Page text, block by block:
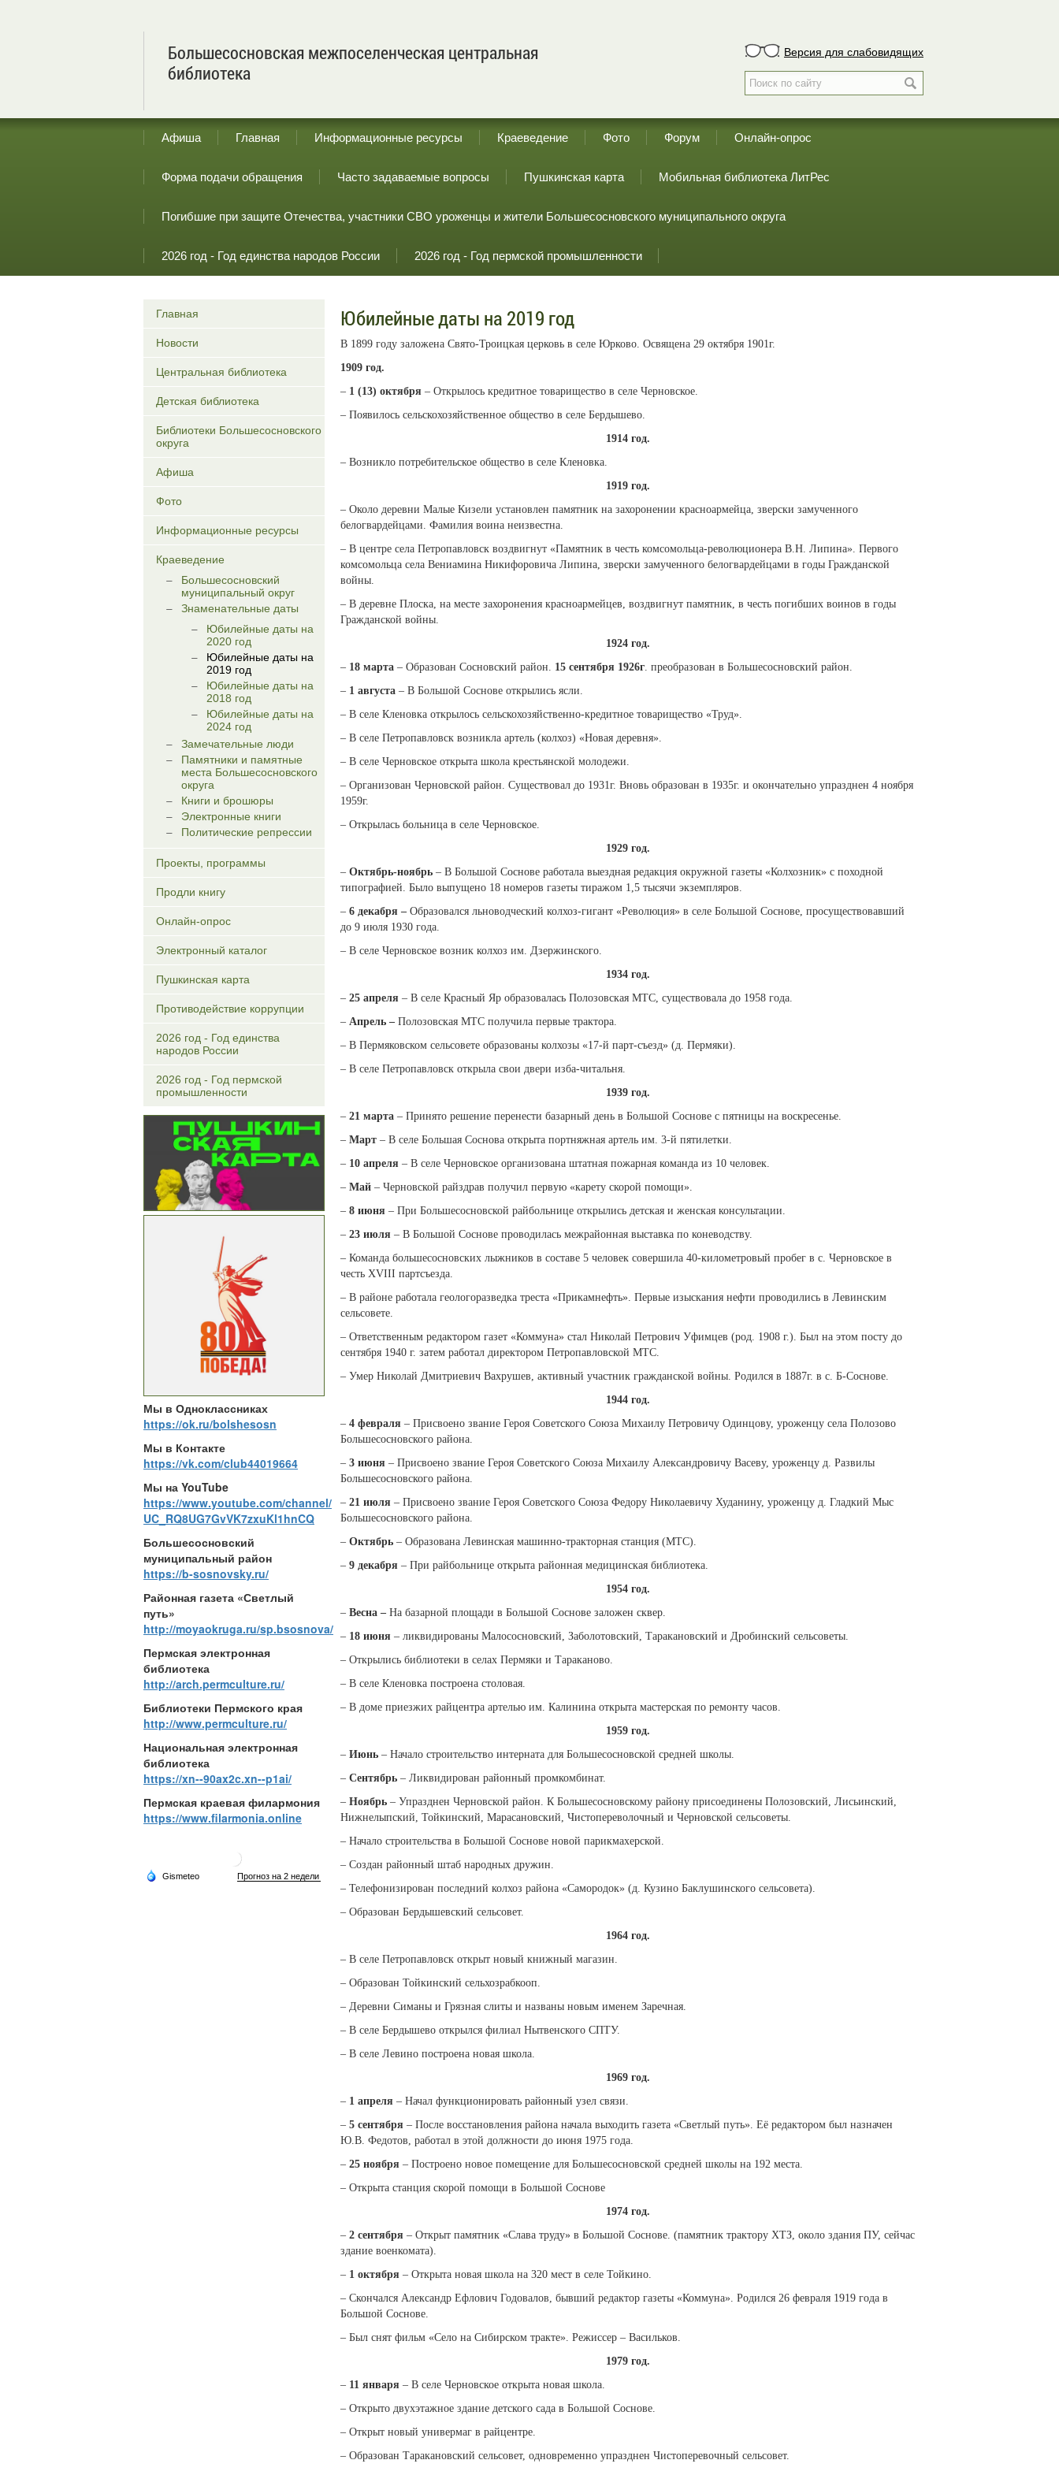
Большесосновская межпоселенческая центральная
библиотека
Версия для слабовидящих
Афиша Главная Информационные ресурсы Краеведение Фото Форум Онлайн-опрос
Форма подачи обращения Часто задаваемые вопросы Пушкинская карта Мобильная библиотека ЛитРес
Погибшие при защите Отечества, участники СВО уроженцы и жители Большесосновского муниципального округа
2026 год - Год единства народов России 2026 год - Год пермской промышленности
Главная
Новости
Центральная библиотека
Детская библиотека
Библиотеки Большесосновского
округа
Афиша
Фото
Информационные ресурсы
Краеведение
Большесосновский
муниципальный округ
Знаменательные даты
Юбилейные даты на
2020 год
Юбилейные даты на
2019 год
Юбилейные даты на
2018 год
Юбилейные даты на
2024 год
Замечательные люди
Памятники и памятные
места Большесосновского
округа
Книги и брошюры
Электронные книги
Политические репрессии
Проекты, программы
Продли книгу
Онлайн-опрос
Электронный каталог
Пушкинская карта
Противодействие коррупции
2026 год - Год единства
народов России
2026 год - Год пермской
промышленности
Мы в Одноклассниках
https://ok.ru/bolshesosn
Мы в Контакте
https://vk.com/club44019664
Мы на YouTube
https://www.youtube.com/channel/
UC_RQ8UG7GvVK7zxuKl1hnCQ
Большесосновский
муниципальный район
https://b-sosnovsky.ru/
Районная газета «Светлый
путь»
http://moyaokruga.ru/sp.bsosnova/
Пермская электронная
библиотека
http://arch.permculture.ru/
Библиотеки Пермского края
http://www.permculture.ru/
Национальная электронная
библиотека
https://xn--90ax2c.xn--p1ai/
Пермская краевая филармония
https://www.filarmonia.online
Юбилейные даты на 2019 год
В 1899 году заложена Свято-Троицкая церковь в селе Юрково. Освящена 29 октября 1901г.
1909 год.
– 1 (13) октября – Открылось кредитное товарищество в селе Черновское.
– Появилось сельскохозяйственное общество в селе Бердышево.
1914 год.
– Возникло потребительское общество в селе Кленовка.
1919 год.
– Около деревни Малые Кизели установлен памятник на захоронении красноармейца, зверски замученного
белогвардейцами. Фамилия воина неизвестна.
– В центре села Петропавловск воздвигнут «Памятник в честь комсомольца-революционера В.Н. Липина». Первого
комсомольца села Вениамина Никифоровича Липина, зверски замученного белогвардейцами в годы Гражданской
войны.
– В деревне Плоска, на месте захоронения красноармейцев, воздвигнут памятник, в честь погибших воинов в годы
Гражданской войны.
1924 год.
– 18 марта – Образован Сосновский район. 15 сентября 1926г. преобразован в Большесосновский район.
– 1 августа – В Большой Соснове открылись ясли.
– В селе Кленовка открылось сельскохозяйственно-кредитное товарищество «Труд».
– В селе Петропавловск возникла артель (колхоз) «Новая деревня».
– В селе Черновское открыта школа крестьянской молодежи.
– Организован Черновской район. Существовал до 1931г. Вновь образован в 1935г. и окончательно упразднен 4 ноября
1959г.
– Открылась больница в селе Черновское.
1929 год.
– Октябрь-ноябрь – В Большой Соснове работала выездная редакция окружной газеты «Колхозник» с походной
типографией. Было выпущено 18 номеров газеты тиражом 1,5 тысячи экземпляров.
– 6 декабря – Образовался льноводческий колхоз-гигант «Революция» в селе Большой Соснове, просуществовавший
до 9 июля 1930 года.
– В селе Черновское возник колхоз им. Дзержинского.
1934 год.
– 25 апреля – В селе Красный Яр образовалась Полозовская МТС, существовала до 1958 года.
– Апрель – Полозовская МТС получила первые трактора.
– В Пермяковском сельсовете образованы колхозы «17-й парт-съезд» (д. Пермяки).
– В селе Петропавловск открыла свои двери изба-читальня.
1939 год.
– 21 марта – Принято решение перенести базарный день в Большой Соснове с пятницы на воскресенье.
– Март – В селе Большая Соснова открыта портняжная артель им. 3-й пятилетки.
– 10 апреля – В селе Черновское организована штатная пожарная команда из 10 человек.
– Май – Черновской райздрав получил первую «карету скорой помощи».
– 8 июня – При Большесосновской райбольнице открылись детская и женская консультации.
– 23 июля – В Большой Соснове проводилась межрайонная выставка по коневодству.
– Команда большесосновских лыжников в составе 5 человек совершила 40-километровый пробег в с. Черновское в
честь ХVIII партсъезда.
– В районе работала геологоразведка треста «Прикамнефть». Первые изыскания нефти проводились в Левинским
сельсовете.
– Ответственным редактором газет «Коммуна» стал Николай Петрович Уфимцев (род. 1908 г.). Был на этом посту до
сентября 1940 г. затем работал директором Петропавловской МТС.
– Умер Николай Дмитриевич Вахрушев, активный участник гражданской войны. Родился в 1887г. в с. Б-Соснове.
1944 год.
– 4 февраля – Присвоено звание Героя Советского Союза Михаилу Петровичу Одинцову, уроженцу села Полозово
Большесосновского района.
– 3 июня – Присвоено звание Героя Советского Союза Михаилу Александровичу Васеву, уроженцу д. Развилы
Большесосновского района.
– 21 июля – Присвоено звание Героя Советского Союза Федору Николаевичу Худанину, уроженцу д. Гладкий Мыс
Большесосновского района.
– Октябрь – Образована Левинская машинно-тракторная станция (МТС).
– 9 декабря – При райбольнице открыта районная медицинская библиотека.
1954 год.
– Весна – На базарной площади в Большой Соснове заложен сквер.
– 18 июня – ликвидированы Малососновский, Заболотовский, Таракановский и Дробинский сельсоветы.
– Открылись библиотеки в селах Пермяки и Тараканово.
– В селе Кленовка построена столовая.
– В доме приезжих райцентра артелью им. Калинина открыта мастерская по ремонту часов.
1959 год.
– Июнь – Начало строительство интерната для Большесосновской средней школы.
– Сентябрь – Ликвидирован районный промкомбинат.
– Ноябрь – Упразднен Черновской район. К Большесосновскому району присоединены Полозовский, Лисьинский,
Нижнелыпский, Тойкинский, Марасановский, Чистопереволочный и Черновской сельсоветы.
– Начало строительства в Большой Соснове новой парикмахерской.
– Создан районный штаб народных дружин.
– Телефонизирован последний колхоз района «Самородок» (д. Кузино Баклушинского сельсовета).
– Образован Бердышевский сельсовет.
1964 год.
– В селе Петропавловск открыт новый книжный магазин.
– Образован Тойкинский сельхозрабкооп.
– Деревни Симаны и Грязная слиты и названы новым именем Заречная.
– В селе Бердышево открылся филиал Нытвенского СПТУ.
– В селе Левино построена новая школа.
1969 год.
– 1 апреля – Начал функционировать районный узел связи.
– 5 сентября – После восстановления района начала выходить газета «Светлый путь». Её редактором был назначен
Ю.В. Федотов, работал в этой должности до июня 1975 года.
– 25 ноября – Построено новое помещение для Большесосновской средней школы на 192 места.
– Открыта станция скорой помощи в Большой Соснове
1974 год.
– 2 сентября – Открыт памятник «Слава труду» в Большой Соснове. (памятник трактору ХТЗ, около здания ПУ, сейчас
здание военкомата).
– 1 октября – Открыта новая школа на 320 мест в селе Тойкино.
– Скончался Александр Ефлович Годовалов, бывший редактор газеты «Коммуна». Родился 26 февраля 1919 года в
Большой Соснове.
– Был снят фильм «Село на Сибирском тракте». Режиссер – Васильков.
1979 год.
– 11 января – В селе Черновское открыта новая школа.
– Открыто двухэтажное здание детского сада в Большой Соснове.
– Открыт новый универмаг в райцентре.
– Образован Таракановский сельсовет, одновременно упразднен Чистоперевочный сельсовет.